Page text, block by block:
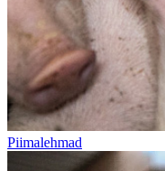
Piimalehmad